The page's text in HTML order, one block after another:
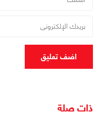
اضف تعليق
ذات صلة